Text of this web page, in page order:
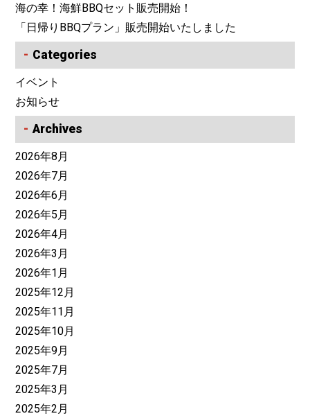
海の幸！海鮮BBQセット販売開始！
「日帰りBBQプラン」販売開始いたしました
Categories
イベント
お知らせ
Archives
2026年8月
2026年7月
2026年6月
2026年5月
2026年4月
2026年3月
2026年1月
2025年12月
2025年11月
2025年10月
2025年9月
2025年7月
2025年3月
2025年2月